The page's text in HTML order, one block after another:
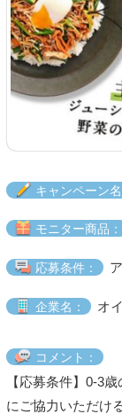
キャンペーン名
モニター商品：
応募条件：
企業名： オ
コメント：
【応募条件】0-3
にご協力いただけ